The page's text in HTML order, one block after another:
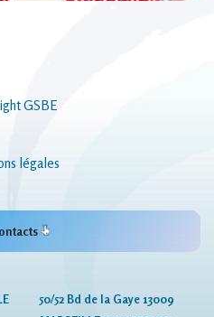
GSBE
légales
50/52 Bd de la Gaye 13009